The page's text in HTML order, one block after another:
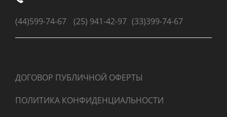
(44)599-74-67 (25) 941-42-97 (33)399-74-67
ДОГОВОР ПУБЛИЧНОЙ ОФЕРТЫ
ПОЛИТИКА КОНФИДЕНЦИАЛЬНОСТИ